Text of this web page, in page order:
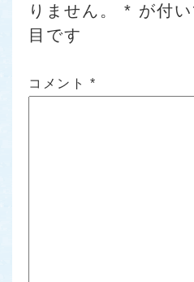
りません。
* が付
目です
コメント *